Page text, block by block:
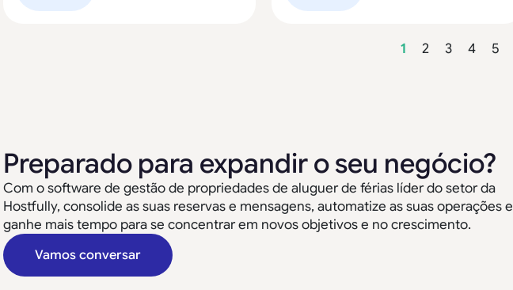
1 2 3 4 5
Preparado para expandir o seu negócio?
Com o software de gestão de propriedades de aluguer de férias líder do setor da
Hostfully, consolide as suas reservas e mensagens, automatize as suas operações e
ganhe mais tempo para se concentrar em novos objetivos e no crescimento.
Vamos conversar